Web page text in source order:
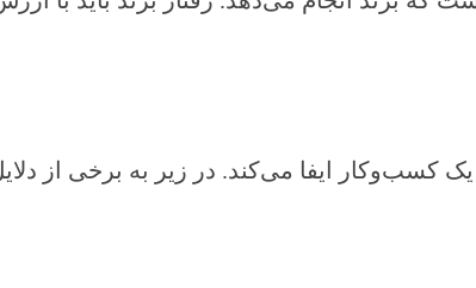
کسب‌وکار ایفا می‌کند. در زیر به برخی از